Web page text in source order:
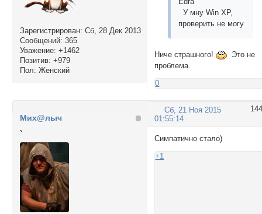
Зарегистрирован: Сб, 28 Дек 2013
Сообщений: 365
Уважение: +1462
Позитив: +979
Пол: Женский
У мну Win XP,
проверить не могу
Ниче страшного!
Это не
проблема.
0
144
Сб, 21 Ноя 2015
01:55:14
Мих@лыч
`
Симпатично стало)
+1